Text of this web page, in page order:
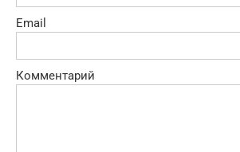
Email
Комментарий